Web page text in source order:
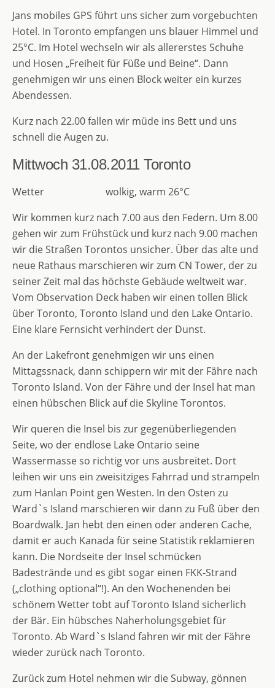
Jans mobiles GPS führt uns sicher zum vorgebuchten
Hotel. In Toronto empfangen uns blauer Himmel und
25°C. Im Hotel wechseln wir als allererstes Schuhe
und Hosen „Freiheit für Füße und Beine“. Dann
genehmigen wir uns einen Block weiter ein kurzes
Abendessen.
Kurz nach 22.00 fallen wir müde ins Bett und uns
schnell die Augen zu.
Mittwoch 31.08.2011Toronto
Wetter wolkig, warm 26°C
Wir kommen kurz nach 7.00 aus den Federn. Um 8.00
gehen wir zum Frühstück und kurz nach 9.00 machen
wir die Straßen Torontos unsicher. Über das alte und
neue Rathaus marschieren wir zum CN Tower, der zu
seiner Zeit mal das höchste Gebäude weltweit war.
Vom Observation Deck haben wir einen tollen Blick
über Toronto, Toronto Island und den Lake Ontario.
Eine klare Fernsicht verhindert der Dunst.
An der Lakefront genehmigen wir uns einen
Mittagssnack, dann schippern wir mit der Fähre nach
Toronto Island. Von der Fähre und der Insel hat man
einen hübschen Blick auf die Skyline Torontos.
Wir queren die Insel bis zur gegenüberliegenden
Seite, wo der endlose Lake Ontario seine
Wassermasse so richtig vor uns ausbreitet. Dort
leihen wir uns ein zweisitziges Fahrrad und strampeln
zum Hanlan Point gen Westen. In den Osten zu
Ward`s Island marschieren wir dann zu Fuß über den
Boardwalk. Jan hebt den einen oder anderen Cache,
damit er auch Kanada für seine Statistik reklamieren
kann. Die Nordseite der Insel schmücken
Badestrände und es gibt sogar einen FKK-Strand
(„clothing optional“!). An den Wochenenden bei
schönem Wetter tobt auf Toronto Island sicherlich
der Bär. Ein hübsches Naherholungsgebiet für
Toronto. Ab Ward`s Island fahren wir mit der Fähre
wieder zurück nach Toronto.
Zurück zum Hotel nehmen wir die Subway, gönnen